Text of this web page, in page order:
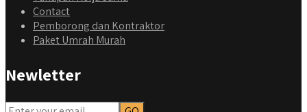
Contact
Pemborong dan Kontraktor
Paket Umrah Murah
Newletter